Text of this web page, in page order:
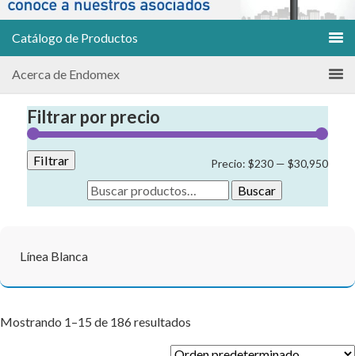
Catálogo de Productos
Acerca de Endomex
Filtrar por precio
Filtrar Precio:$230 —$30,950
Buscar
Línea Blanca
Mostrando 1–15 de 186 resultados